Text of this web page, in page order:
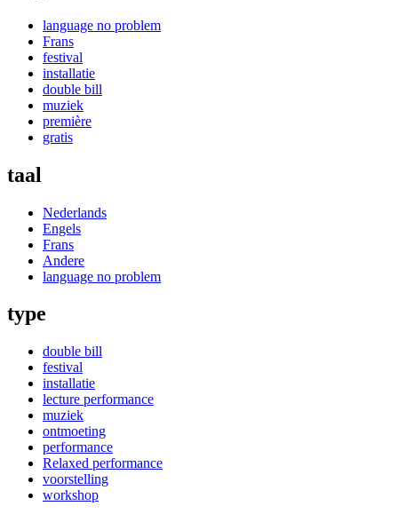
language no problem
Frans
festival
installatie
double bill
muziek
première
gratis
taal
Nederlands
Engels
Frans
Andere
language no problem
type
double bill
festival
installatie
lecture performance
muziek
ontmoeting
performance
Relaxed performance
voorstelling
workshop